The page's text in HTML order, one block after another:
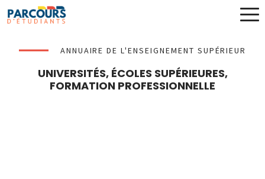
ANNUAIRE DE L'ENSEIGNEMENT SUPÉRIEUR
UNIVERSITÉS, ÉCOLES SUPÉRIEURES,
FORMATION PROFESSIONNELLE